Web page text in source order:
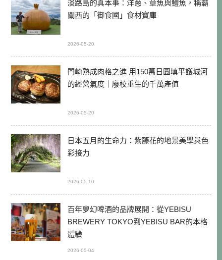
淡路島的真本事：洋蔥、章魚與鱧魚，稱霸
關西的「御食國」食材寶庫
2026-05-20
門崎熟成肉格之進 用150萬日圓填平護城河
的經營氣度｜廢校重生的千萬產值
2026-05-20
日本五月的生命力：紫藤花的地景美學與色
彩接力
2026-05-10
百年夢幻啤酒的品牌展開：從YEBISU
BREWERY TOKYO到YEBISU BAR的本格
體驗
2026-05-04